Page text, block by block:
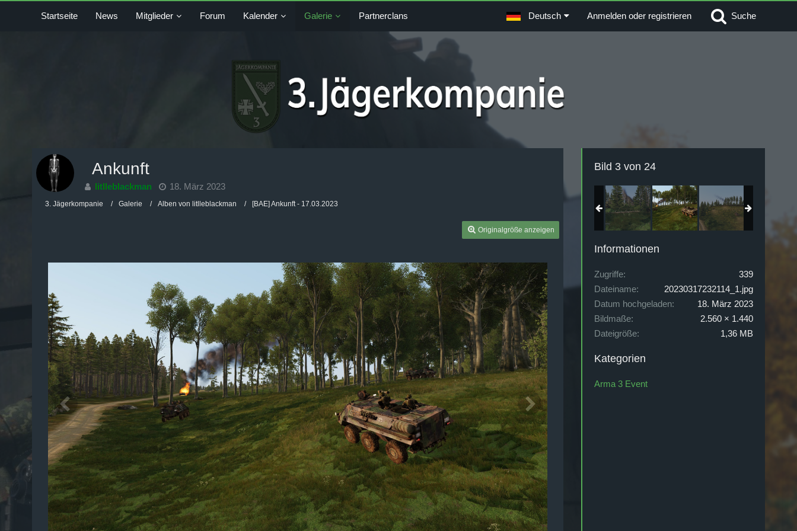
Startseite News Mitglieder Forum Kalender Galerie Partnerclans Deutsch Anmelden oder registrieren Suche
Ankunft
litlleblackman 18. März 2023
3. Jägerkompanie Galerie Alben von litlleblackman [BAE] Ankunft - 17.03.2023
Originalgröße anzeigen
Bild 3 von 24
Informationen
Zugriffe
339
Dateiname
20230317232114_1.jpg
Datum hochgeladen
18. März 2023
Bildmaße
2.560 × 1.440
Dateigröße
1,36 MB
Kategorien
Arma 3 Event